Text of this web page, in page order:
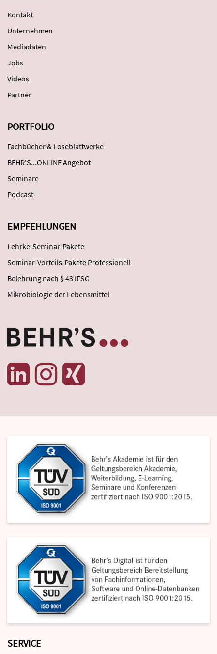
Kontakt
Unternehmen
Mediadaten
Jobs
Videos
Partner
PORTFOLIO
Fachbücher & Loseblattwerke
BEHR'S...ONLINE Angebot
Seminare
Podcast
EMPFEHLUNGEN
Lehrke-Seminar-Pakete
Seminar-Vorteils-Pakete Professionell
Belehrung nach § 43 IFSG
Mikrobiologie der Lebensmittel
SERVICE